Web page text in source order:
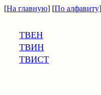
[На главную] [По алфавиту]
ТВЕН
ТВИН
ТВИСТ